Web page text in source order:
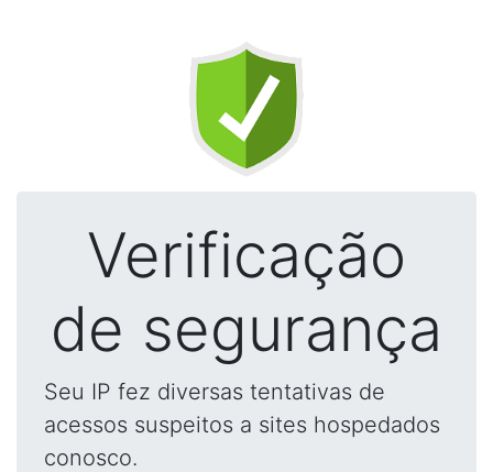
Verificação
de segurança
Seu IP fez diversas tentativas de
acessos suspeitos a sites hospedados
conosco.